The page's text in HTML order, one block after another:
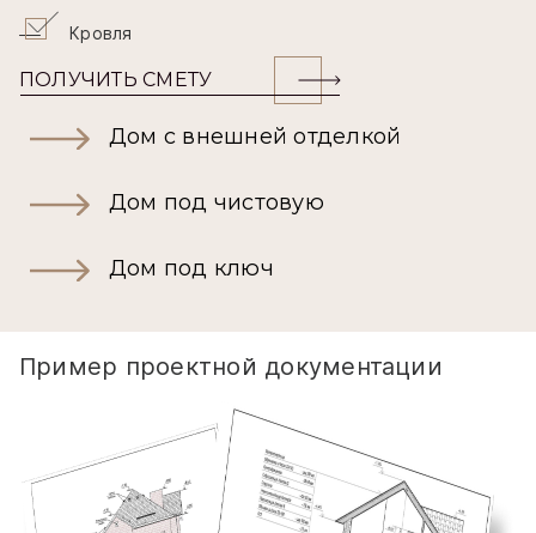
Кровля
ПОЛУЧИТЬ СМЕТУ
Дом с внешней отделкой
Дом под чистовую
Дом под ключ
Пример проектной документации